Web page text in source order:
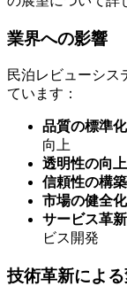
業界への影響
民泊レビューシス
ています：
品質の標準化
向上
透明性の向上
信頼性の構築
市場の健全化
サービス革新
ビス開発
技術革新によ